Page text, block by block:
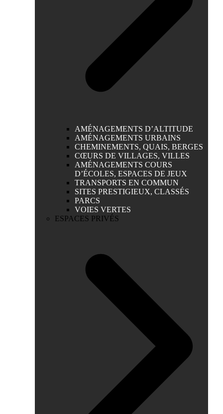
AMÉNAGEMENTS D’ALTITUDE
AMÉNAGEMENTS URBAINS
CHEMINEMENTS, QUAIS, BERGES
CŒURS DE VILLAGES, VILLES
AMÉNAGEMENTS COURS
D’ÉCOLES, ESPACES DE JEUX
TRANSPORTS EN COMMUN
SITES PRESTIGIEUX, CLASSÉS
PARCS
VOIES VERTES
ESPACES PRIVÉS